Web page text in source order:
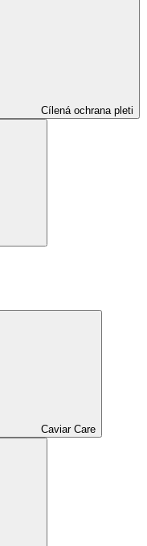
Cílená ochrana pleti
Caviar Care